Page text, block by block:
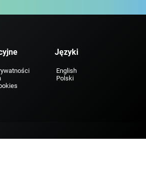
Języki
English
Polski